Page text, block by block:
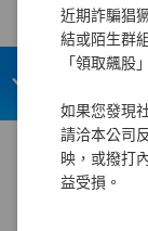
近期詐騙猖
結或陌生群
「領取飆股
如果您發現
請洽本公司
映，或撥打
益受損。
電子信箱：